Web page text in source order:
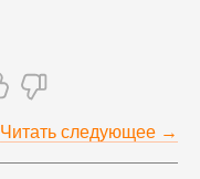
Читать следующее →